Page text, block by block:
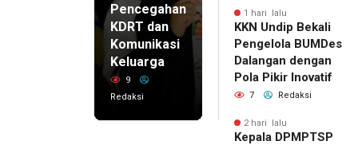
Pencegahan
KDRT dan
Komunikasi
Keluarga
9
Redaksi
1 hari lalu
KKN Undip Bekali
Pengelola BUMDes
Dalangan dengan
Pola Pikir Inovatif
7 Redaksi
2 hari lalu
Kepala DPMPTSP